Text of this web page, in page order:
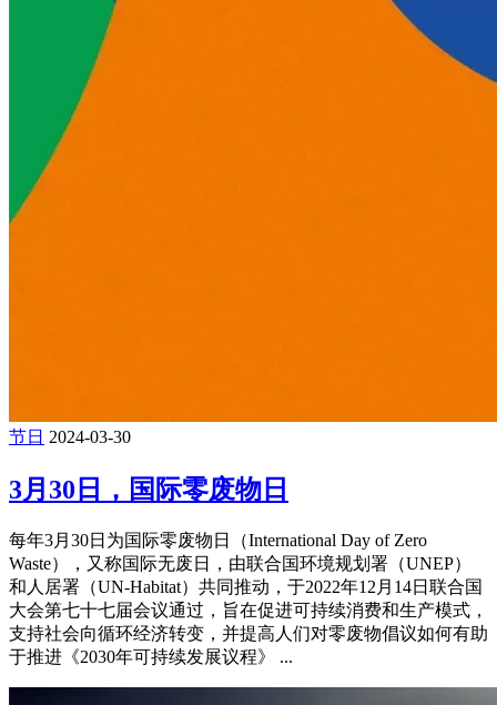
节日 2024-03-30
3月30日，国际零废物日
每年3月30日为国际零废物日（International Day of Zero
Waste），又称国际无废日，由联合国环境规划署（UNEP）
和人居署（UN-Habitat）共同推动，于2022年12月14日联合国
大会第七十七届会议通过，旨在促进可持续消费和生产模式，
支持社会向循环经济转变，并提高人们对零废物倡议如何有助
于推进《2030年可持续发展议程》 ...